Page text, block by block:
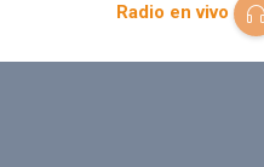
Radio en vivo